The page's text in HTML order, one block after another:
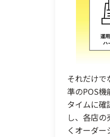
それだけで
準のPOS
タイムに確
し、各店
くオーダー